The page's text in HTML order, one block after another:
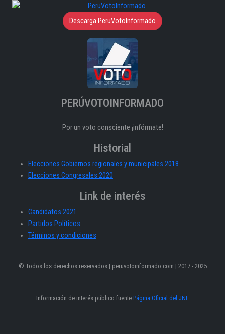
Descarga PeruVotoInformado
PERÚVOTOINFORMADO
Por un voto consciente ¡infórmate!
Historial
Elecciones Gobiernos regionales y municipales 2018
Elecciones Congresales 2020
Link de interés
Candidatos 2021
Partidos Políticos
Términos y condiciones
© Todos los derechos reservados | peruvotoinformado.com | 2017 - 2025
Información de interés público fuente Página Oficial del JNE